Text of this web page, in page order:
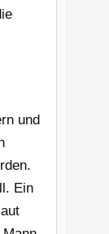
und
Ein